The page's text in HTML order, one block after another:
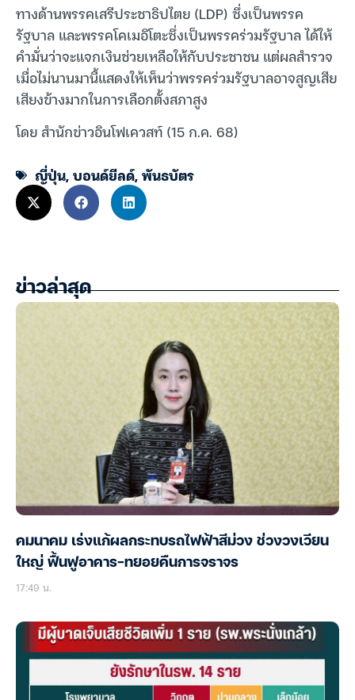
ทางด้านพรรคเสรีประชาธิปไตย (LDP) ซึ่งเป็นพรรค
รัฐบาล และพรรคโคเมอิโตะซึ่งเป็นพรรคร่วมรัฐบาล ได้ให้
คำมั่นว่าจะแจกเงินช่วยเหลือให้กับประชาชน แต่ผลสำรวจ
เมื่อไม่นานมานี้แสดงให้เห็นว่าพรรคร่วมรัฐบาลอาจสูญเสีย
เสียงข้างมากในการเลือกตั้งสภาสูง
โดย สำนักข่าวอินโฟเควสท์ (15 ก.ค. 68)
ญี่ปุ่น,บอนด์ยีลด์,พันธบัตร
ข่าวล่าสุด
คมนาคม เร่งแก้ผลกระทบรถไฟฟ้าสีม่วง ช่วงวงเวียน
ใหญ่ ฟื้นฟูอาคาร-ทยอยคืนการจราจร
17:49 น.